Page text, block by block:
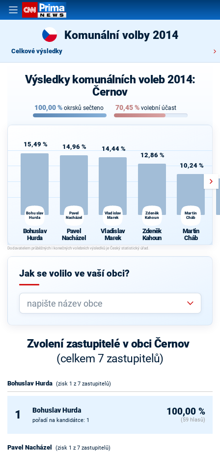
Komunální volby 2014
Celkové výsledky
Výsledky komunálních voleb 2014:
Černov
100,00% okrsků sečteno 70,45% volební účast
15,49 %
Bohuslav
Hurda
Bohuslav
Hurda
14,96 %
Pavel
Nacházel
Pavel
Nacházel
14,44 %
Vladislav
Marek
Vladislav
Marek
12,86 %
Zdeněk
Kahoun
Zdeněk
Kahoun
10,24 %
Martin
Cháb
Martin
Cháb
Jak se volilo ve vaší obci?
Zvolení zastupitelé v obci Černov
(celkem 7 zastupitelů)
Bohuslav Hurda (zisk 1 z 7 zastupitelů)
1 Bohuslav Hurda
pořadí na kandidátce: 1
100,00 %
(59 hlasů)
Pavel Nacházel (zisk 1 z 7 zastupitelů)